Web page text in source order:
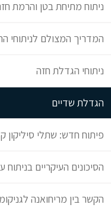
ניתוח מתיחת בטן והרמת
המדריך המצולם לניתוחי
ניתוחי הגדלת חזה
הגדלת שדיים
פיתוח חדש: שתלי סיליקון
הסיכונים העיקריים בניתוח
הקשר בין מריחואנה